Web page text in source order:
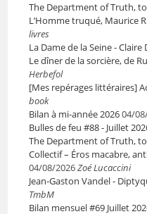
The Department of Truth,
L’Homme truqué, Maurice
livres
La Dame de la Seine - Claire
Le dîner de la sorcière, de
Herbefol
[Mes repérages littéraires]
book
Bilan à mi-année 202604/
Bulles de feu #88 - Juillet
The Department of Truth,
Collectif – Éros macabre,
04/08/2026Zoé Lucaccini
Jean-Gaston Vandel -
TmbM
Bilan mensuel #69 Juillet